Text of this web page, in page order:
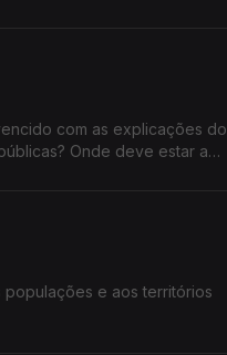
com as explicações do
Onde deve estar a
populações e aos territórios